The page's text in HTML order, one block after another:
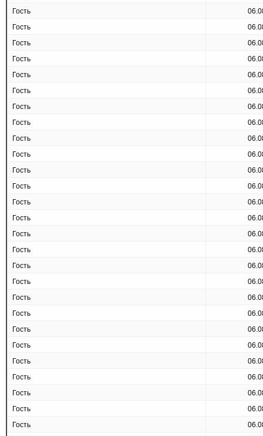
Гость
Гость
Гость
Гость
Гость
Гость
Гость
Гость
Гость
Гость
Гость
Гость
Гость
Гость
Гость
Гость
Гость
Гость
Гость
Гость
Гость
Гость
Гость
Гость
Гость
Гость
Гость